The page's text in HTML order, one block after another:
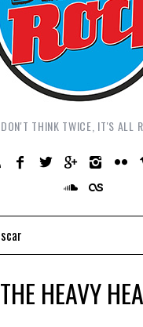
DON'T THINK TWICE, IT'S ALL
THE HEAVY